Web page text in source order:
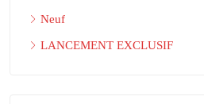
Neuf
LANCEMENT EXCLUSIF